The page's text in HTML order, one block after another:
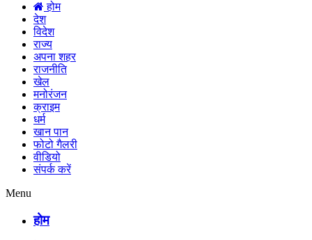
होम
देश
विदेश
राज्य
अपना शहर
राजनीति
खेल
मनोरंजन
क्राइम
धर्म
खान पान
फोटो गैलरी
वीडियो
संपर्क करें
Menu
होम